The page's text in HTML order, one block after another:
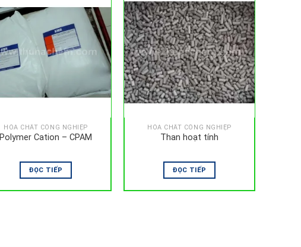
HÓA CHẤT CÔNG NGHIỆP
Polymer Cation – CPAM
ĐỌC TIẾP
HÓA CHẤT CÔNG NGHIỆP
Than hoạt tính
ĐỌC TIẾP